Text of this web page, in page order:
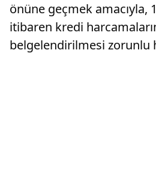
önüne geçmek amacıyla,
itibaren kredi
belgelendirilmesi zorunlu